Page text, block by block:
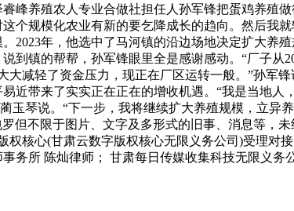
峰养殖农人专业合做社担任人孙军锋把蛋鸡养殖
个规模化农业有新的要乞降成长的趋向。然后我
2023年，他选中了马河镇的沿边场地决定扩大养
到镇的帮帮，孙军锋眼里全是感谢感动。“厂子
减轻了资金压力，现正在厂区运转一般。”孙军
近带来了实实正在正在的增收机遇。“我是当地人
玉琴说。“下一步，我将继续扩大养殖规模，立
但不限于图片、文字及多形式的旧事、消息等，
核心(甘肃云数字版权核心无限义务公司)受理对
务所 陈灿律师； 甘肃每日传媒收集科技无限义务